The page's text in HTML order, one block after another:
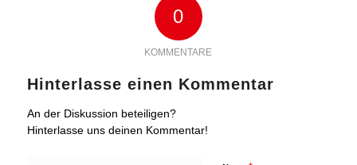
0
KOMMENTARE
Hinterlasse einen Kommentar
An der Diskussion beteiligen?
Hinterlasse uns deinen Kommentar!